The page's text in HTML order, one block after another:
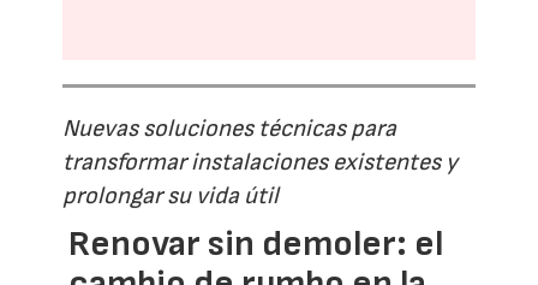
Nuevas soluciones técnicas para
transformar instalaciones existentes y
prolongar su vida útil
Renovar sin demoler: el